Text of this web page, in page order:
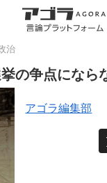
治
の争点になら
アゴラ編集部